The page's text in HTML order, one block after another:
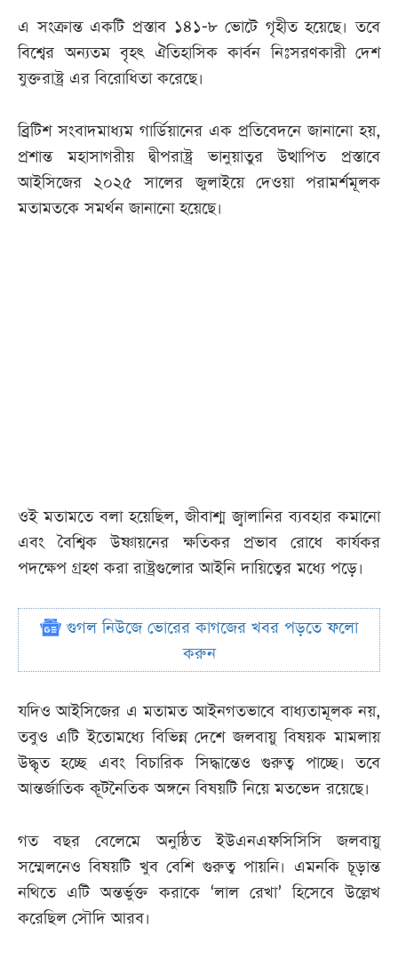
এ সংক্রান্ত একটি প্রস্তাব ১৪১-৮ ভোটে গৃহীত হয়েছে। তবে
বিশ্বের অন্যতম বৃহৎ ঐতিহাসিক কার্বন নিঃসরণকারী দেশ
যুক্তরাষ্ট্র এর বিরোধিতা করেছে।
ব্রিটিশ সংবাদমাধ্যম গার্ডিয়ানের এক প্রতিবেদনে জানানো হয়,
প্রশান্ত মহাসাগরীয় দ্বীপরাষ্ট্র ভানুয়াতুর উত্থাপিত প্রস্তাবে
আইসিজের ২০২৫ সালের জুলাইয়ে দেওয়া পরামর্শমূলক
মতামতকে সমর্থন জানানো হয়েছে।
ওই মতামতে বলা হয়েছিল, জীবাশ্ম জ্বালানির ব্যবহার কমানো
এবং বৈশ্বিক উষ্ণায়নের ক্ষতিকর প্রভাব রোধে কার্যকর
পদক্ষেপ গ্রহণ করা রাষ্ট্রগুলোর আইনি দায়িত্বের মধ্যে পড়ে।
গুগল নিউজে ভোরের কাগজের খবর পড়তে ফলো
করুন
যদিও আইসিজের এ মতামত আইনগতভাবে বাধ্যতামূলক নয়,
তবুও এটি ইতোমধ্যে বিভিন্ন দেশে জলবায়ু বিষয়ক মামলায়
উদ্ধৃত হচ্ছে এবং বিচারিক সিদ্ধান্তেও গুরুত্ব পাচ্ছে। তবে
আন্তর্জাতিক কূটনৈতিক অঙ্গনে বিষয়টি নিয়ে মতভেদ রয়েছে।
গত বছর বেলেমে অনুষ্ঠিত ইউএনএফসিসিসি জলবায়ু
সম্মেলনেও বিষয়টি খুব বেশি গুরুত্ব পায়নি। এমনকি চূড়ান্ত
নথিতে এটি অন্তর্ভুক্ত করাকে ‘লাল রেখা’ হিসেবে উল্লেখ
করেছিল সৌদি আরব।